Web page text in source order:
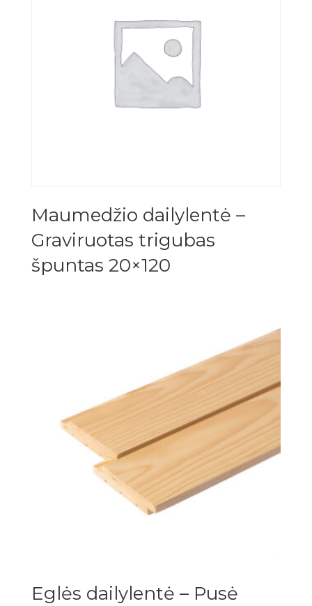
Maumedžio dailylentė –
Graviruotas trigubas
špuntas 20×120
Eglės dailylentė – Pusė